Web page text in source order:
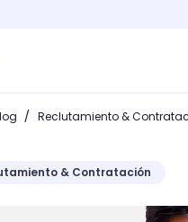
/ Reclutamiento &
& Contratación
escribir un perfil